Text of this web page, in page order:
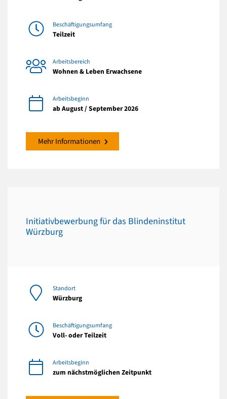
Beschäftigungsumfang
Teilzeit
Arbeitsbereich
Wohnen & Leben Erwachsene
Arbeitsbeginn
ab August / September 2026
Mehr Informationen
Initiativbewerbung für das Blindeninstitut
Würzburg
Standort
Würzburg
Beschäftigungsumfang
Voll- oder Teilzeit
Arbeitsbeginn
zum nächstmöglichen Zeitpunkt